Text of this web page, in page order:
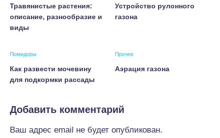
Травянистые растения:
описание, разнообразие и
виды
Устройство рулонного
газона
Помидоры
Как развести мочевину
для подкормки рассады
Прочее
Аэрация газона
Добавить комментарий
Ваш адрес email не будет опубликован.